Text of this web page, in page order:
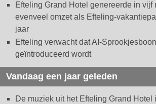
Efteling Grand Hotel genereerde in vijf
evenveel omzet als Efteling-
jaar
Efteling verwacht dat AI-
geïntroduceerd wordt
Vandaag een jaar geleden
De muziek uit het Efteling Grand Hotel